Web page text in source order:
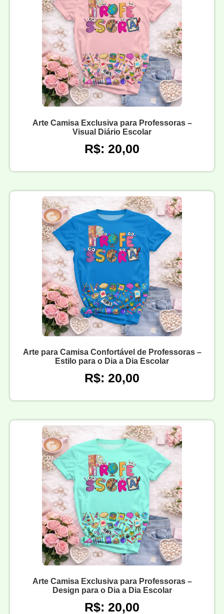
Arte Camisa Exclusiva para Professoras –
Visual Diário Escolar
R$: 20,00
Arte para Camisa Confortável de Professoras –
Estilo para o Dia a Dia Escolar
R$: 20,00
Arte Camisa Exclusiva para Professoras –
Design para o Dia a Dia Escolar
R$: 20,00